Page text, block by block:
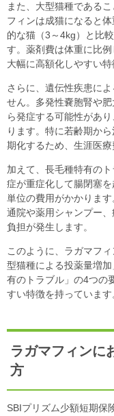
また、大型猫種である
フィンは成猫になると
的な猫（3～4kg）と比
す。薬剤費は体重に比
大幅に高額化しやすい特
さらに、遺伝性疾患に
せん。多発性嚢胞腎や
ら発症する可能性があ
ります。特に若齢期か
期化するため、生涯医療
加えて、長毛種特有の
症が重症化して腸閉塞
単位の費用がかかりま
通院や薬用シャンプー
負担が発生します。
このように、ラガマフ
型猫種による投薬量増
有のトラブル」の4つの
すい特徴を持っています
ラガマフィンに
方
SBIプリズム少額短期保